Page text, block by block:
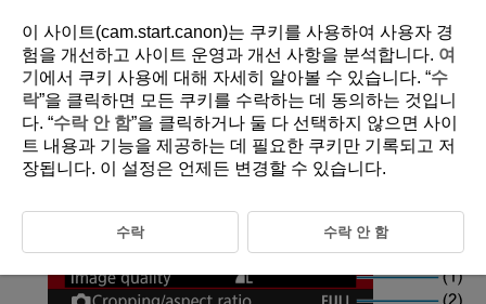
D388-058
Tab Menus: Still Photo Shooting
이 사이트(cam.start.canon)는 쿠키를 사용하여 사용자 경
험을 개선하고 사이트 운영과 개선 사항을 분석합니다. 여
기 에서 쿠키 사용에 대해 자세히 알아볼 수 있습니다. “수
락”을 클릭하면 모든 쿠키를 수락하는 데 동의하는 것입니
다. “수락 안 함”을 클릭하거나 둘 다 선택하지 않으면 사이
트 내용과 기능을 제공하는 데 필요한 쿠키만 기록되고 저
장됩니다. 이 설정은 언제든 변경할 수 있습니다.
수락 수락 안 함